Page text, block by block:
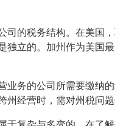
司的税务结构。在美国
独立的。加州作为美国
业务的公司所需要缴纳
经营时，需对州税问题